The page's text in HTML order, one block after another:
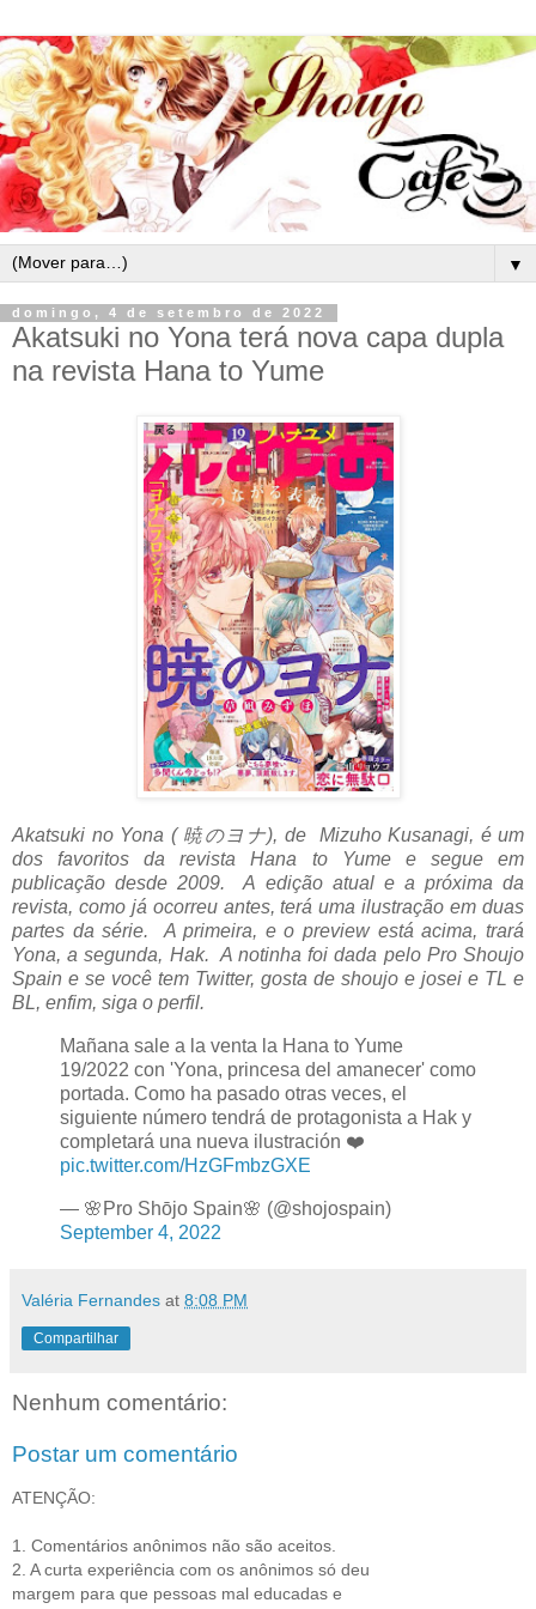
▼
domingo, 4 de setembro de 2022
Akatsuki no Yona terá nova capa dupla
na revista Hana to Yume
Akatsuki no Yona ( 暁のヨナ), de Mizuho Kusanagi, é um
dos favoritos da revista Hana to Yume e segue em
publicação desde 2009. A edição atual e a próxima da
revista, como já ocorreu antes, terá uma ilustração em duas
partes da série. A primeira, e o preview está acima, trará
Yona, a segunda, Hak. A notinha foi dada pelo Pro Shoujo
Spain e se você tem Twitter, gosta de shoujo e josei e TL e
BL, enfim, siga o perfil.
Mañana sale a la venta la Hana to Yume
19/2022 con 'Yona, princesa del amanecer' como
portada. Como ha pasado otras veces, el
siguiente número tendrá de protagonista a Hak y
completará una nueva ilustración ❤️
pic.twitter.com/HzGFmbzGXE
— 🌸Pro Shōjo Spain🌸 (@shojospain)
September 4, 2022
Valéria Fernandes at 8:08 PM
Compartilhar
Nenhum comentário:
Postar um comentário
ATENÇÃO:
1. Comentários anônimos não são aceitos.
2. A curta experiência com os anônimos só deu
margem para que pessoas mal educadas e